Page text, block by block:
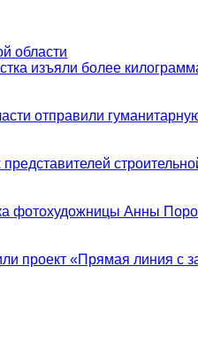
области
изъяли более
отправили
фотохудожницы Анны
проект «Прямая линия с